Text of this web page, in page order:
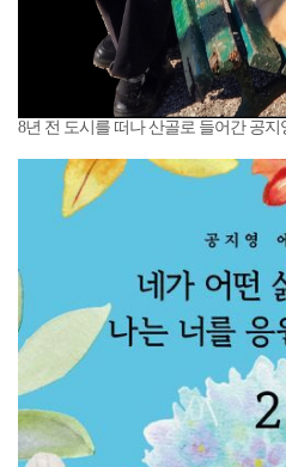
8년 전 도시를 떠나 산골로 들어간 공